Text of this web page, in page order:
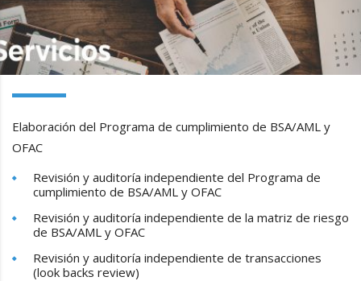
Elaboración del Programa de cumplimiento de BSA/AML y
OFAC
Revisión y auditoría independiente del Programa de
cumplimiento de BSA/AML y OFAC
Revisión y auditoría independiente de la matriz de riesgo
de BSA/AML y OFAC
Revisión y auditoría independiente de transacciones
(look backs review)